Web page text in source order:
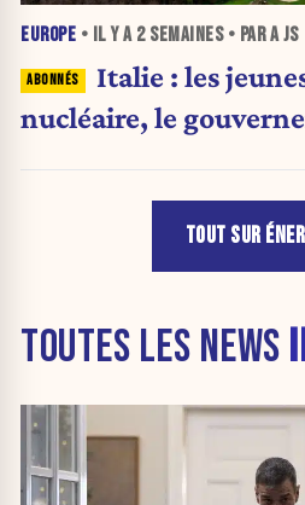
EUROPE • IL Y A 2 SEMAINES• PAR A JS
Italie : les
nucléaire, le
TOUT SUR
TOUTES LES NEWS